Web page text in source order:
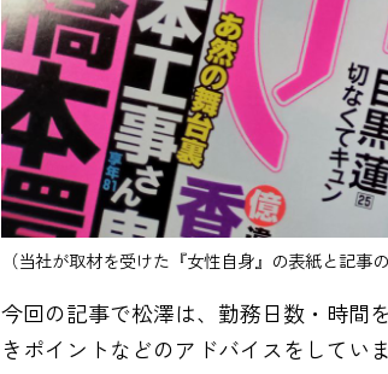
（当社が取材を受けた『女性自身』の表紙と記事の
今回の記事で松澤は、勤務日数・時間
きポイントなどのアドバイスをしていま